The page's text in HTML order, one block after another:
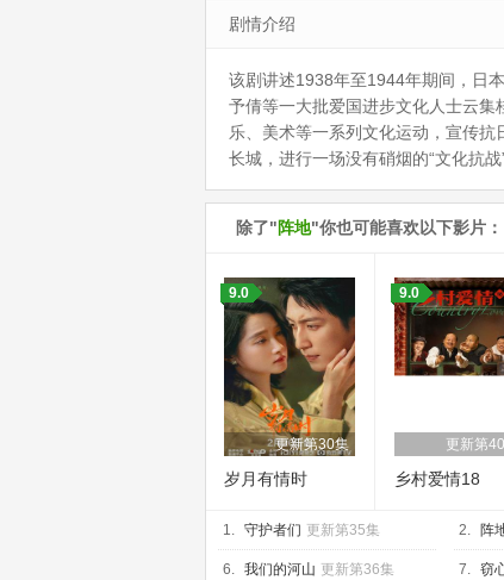
剧情介绍
该剧讲述1938年至1944年期间，日
予倩等一大批爱国进步文化人士云集
乐、美术等一系列文化运动，宣传
长城，进行一场没有硝烟的“文化抗战
除了"阵地"你也可能喜欢以下影片：
更新第30集
9.0
岁月有情时
更新第
9.0
乡村爱情18
1. 守护者们 更新第35集 2. 阵
6. 我们的河山 更新第36集 7. 窃